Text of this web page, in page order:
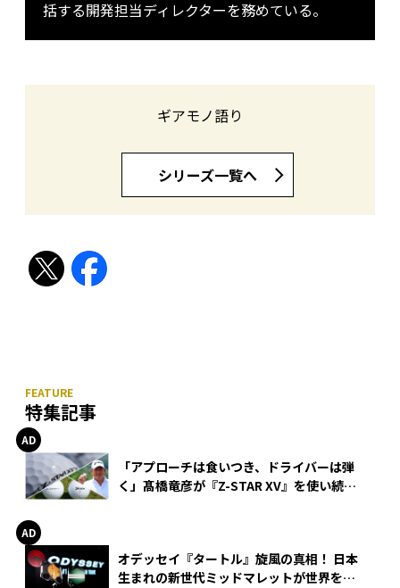
括する開発担当ディレクターを務めている。
ギアモノ語り
シリーズ一覧へ
特集記事
「アプローチは食いつき、ドライバーは弾
く」髙橋竜彦が『Z-STAR XV』を使い続け
オデッセイ『タートル』旋風の真相！ 日本
生まれの新世代ミッドマレットが世界を席